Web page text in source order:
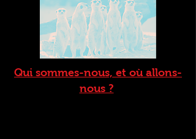
Qui sommes-nous, et où allons-
nous ?